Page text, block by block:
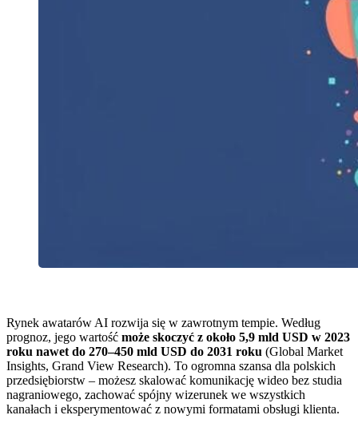
Rynek awatarów AI rozwija się w zawrotnym tempie. Według
prognoz, jego wartość może skoczyć z około 5,9 mld USD w 2023
roku nawet do 270–450 mld USD do 2031 roku (Global Market
Insights, Grand View Research). To ogromna szansa dla polskich
przedsiębiorstw – możesz skalować komunikację wideo bez studia
nagraniowego, zachować spójny wizerunek we wszystkich
kanałach i eksperymentować z nowymi formatami obsługi klienta.